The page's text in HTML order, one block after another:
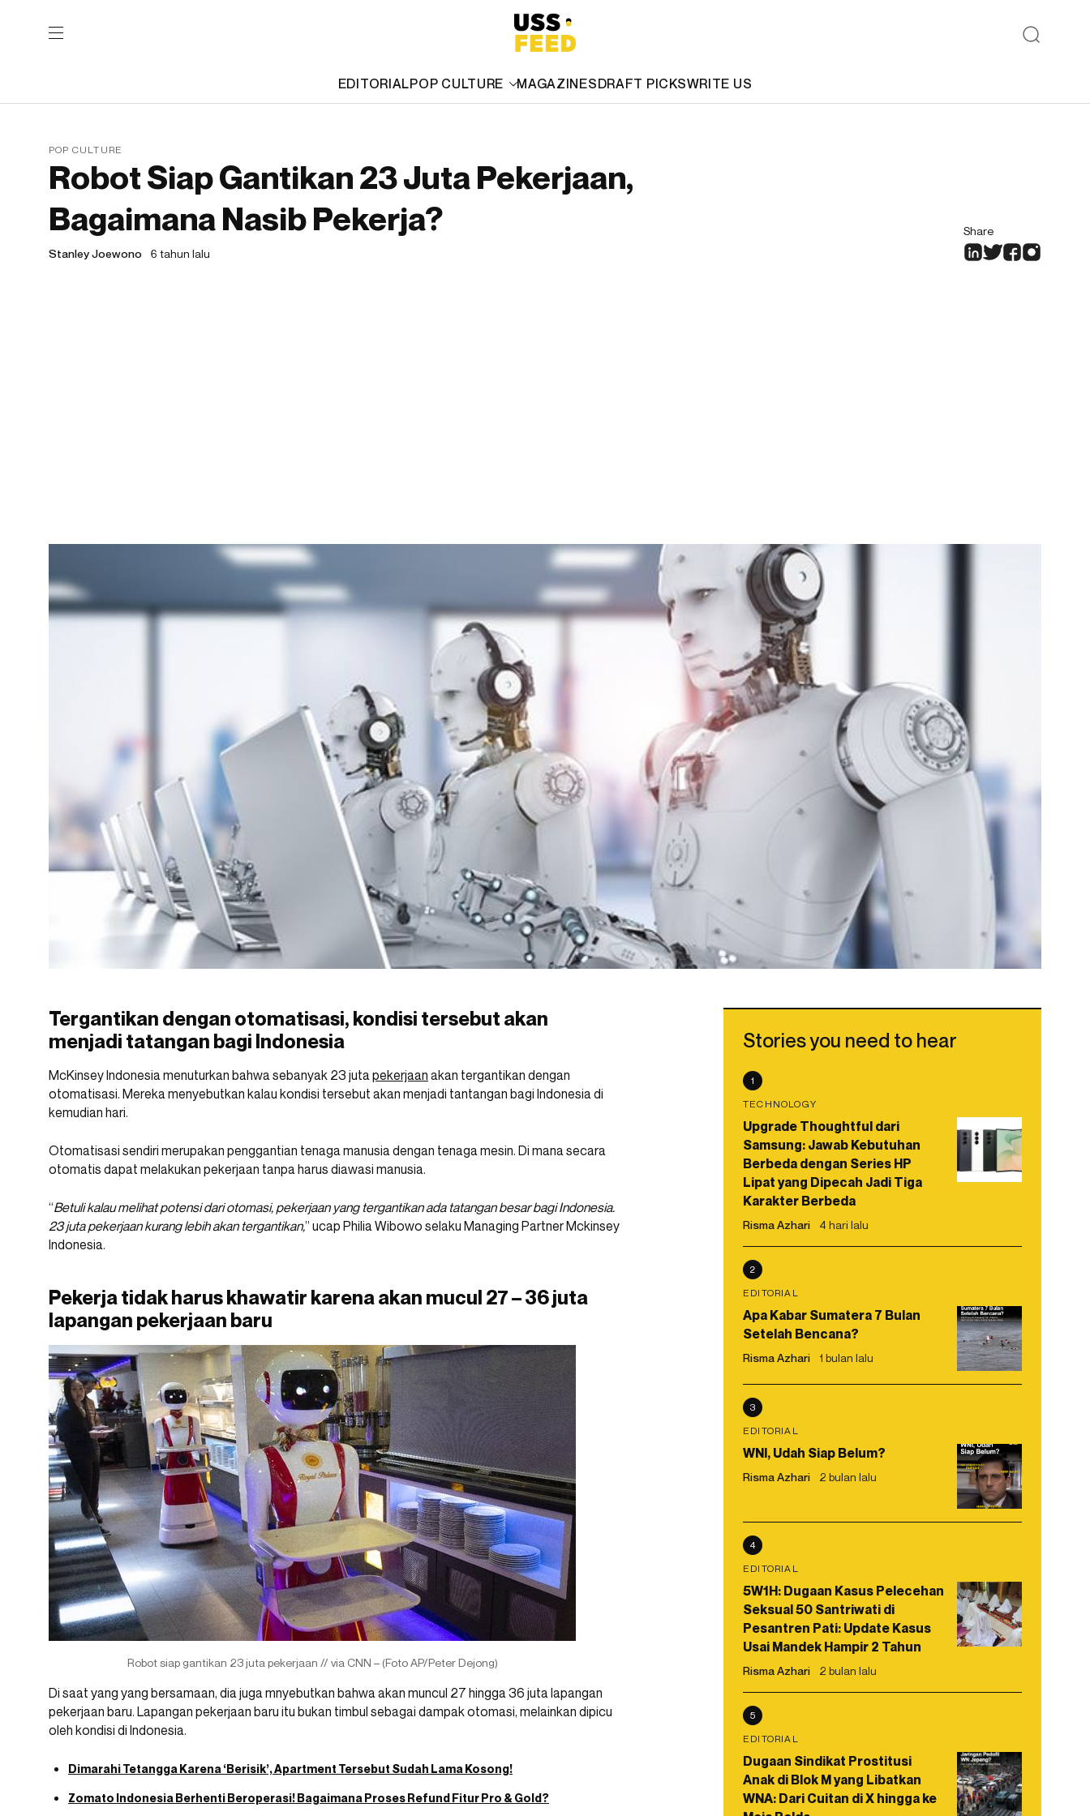
EDITORIALPOP CULTURE MAGAZINESDRAFT PICKSWRITE US
POP CULTURE
Robot Siap Gantikan 23 Juta Pekerjaan,
Bagaimana Nasib Pekerja?
Stanley Joewono 6 tahun lalu
Share
Tergantikan dengan otomatisasi, kondisi tersebut akan
menjadi tatangan bagi Indonesia
McKinsey Indonesia menuturkan bahwa sebanyak 23 jutapekerjaan akan tergantikan dengan
otomatisasi. Mereka menyebutkan kalau kondisi tersebut akan menjadi tantangan bagi Indonesia di
kemudian hari.
Otomatisasi sendiri merupakan penggantian tenaga manusia dengan tenaga mesin. Di mana secara
otomatis dapat melakukan pekerjaan tanpa harus diawasi manusia.
“Betuli kalau melihat potensi dari otomasi, pekerjaan yang tergantikan ada tatangan besar bagi Indonesia.
23 juta pekerjaan kurang lebih akan tergantikan,” ucap Philia Wibowo selaku Managing Partner Mckinsey
Indonesia.
Pekerja tidak harus khawatir karena akan mucul 27 – 36 juta
lapangan pekerjaan baru
Robot siap gantikan 23 juta pekerjaan // via CNN – (Foto AP/Peter Dejong)
Di saat yang yang bersamaan, dia juga mnyebutkan bahwa akan muncul 27 hingga 36 juta lapangan
pekerjaan baru. Lapangan pekerjaan baru itu bukan timbul sebagai dampak otomasi, melainkan dipicu
oleh kondisi di Indonesia.
Dimarahi Tetangga Karena ‘Berisik’, Apartment Tersebut Sudah Lama Kosong!
Zomato Indonesia Berhenti Beroperasi! Bagaimana Proses Refund Fitur Pro & Gold?
Stories you need to hear
1
TECHNOLOGY
Upgrade Thoughtful dari
Samsung: Jawab Kebutuhan
Berbeda dengan Series HP
Lipat yang Dipecah Jadi Tiga
Karakter Berbeda
Risma Azhari 4 hari lalu
2
EDITORIAL
Apa Kabar Sumatera 7 Bulan
Setelah Bencana?
Risma Azhari 1 bulan lalu
3
EDITORIAL
WNI, Udah Siap Belum?
Risma Azhari 2 bulan lalu
4
EDITORIAL
5W1H: Dugaan Kasus Pelecehan
Seksual 50 Santriwati di
Pesantren Pati: Update Kasus
Usai Mandek Hampir 2 Tahun
Risma Azhari 2 bulan lalu
5
EDITORIAL
Dugaan Sindikat Prostitusi
Anak di Blok M yang Libatkan
WNA: Dari Cuitan di X hingga ke